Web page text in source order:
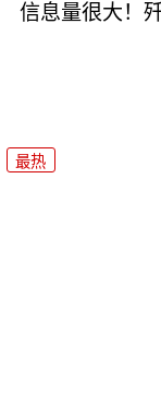
信息量很大！
最热